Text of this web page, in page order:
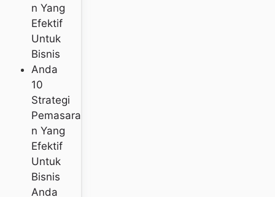
10
Strategi
Pemasara
N Yang
Efektif
Untuk
Bisnis
Anda